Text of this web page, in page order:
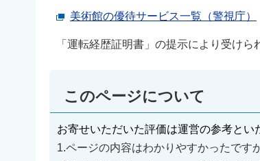
美術館の優待サービス一覧（警視庁）
「運転経歴証明書」の提示により受けら
このページについて
お寄せいただいた評価は運営の参考とい
1.ページの内容はわかりやすかったです